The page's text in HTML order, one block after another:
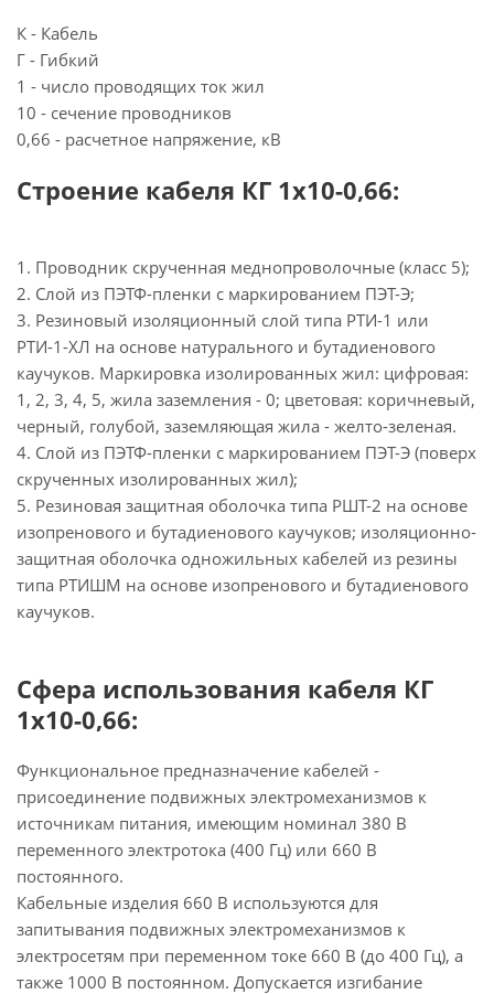
К - Кабель
Г - Гибкий
1 - число проводящих ток жил
10 - сечение проводников
0,66 - расчетное напряжение, кВ
Строение кабеля КГ 1х10-0,66:
1. Проводник скрученная меднопроволочные (класс 5);
2. Слой из ПЭТФ-пленки с маркированием ПЭТ-Э;
3. Резиновый изоляционный слой типа РТИ-1 или
РТИ-1-ХЛ на основе натурального и бутадиенового
каучуков. Маркировка изолированных жил: цифровая:
1, 2, 3, 4, 5, жила заземления - 0; цветовая: коричневый,
черный, голубой, заземляющая жила - желто-зеленая.
4. Слой из ПЭТФ-пленки с маркированием ПЭТ-Э (поверх
скрученных изолированных жил);
5. Резиновая защитная оболочка типа РШТ-2 на основе
изопренового и бутадиенового каучуков; изоляционно-
защитная оболочка одножильных кабелей из резины
типа РТИШМ на основе изопренового и бутадиенового
каучуков.
Сфера использования кабеля КГ
1х10-0,66:
Функциональное предназначение кабелей -
присоединение подвижных электромеханизмов к
источникам питания, имеющим номинал 380 В
переменного электротока (400 Гц) или 660 В
постоянного.
Кабельные изделия 660 В используются для
запитывания подвижных электромеханизмов к
электросетям при переменном токе 660 В (до 400 Гц), а
также 1000 В постоянном. Допускается изгибание